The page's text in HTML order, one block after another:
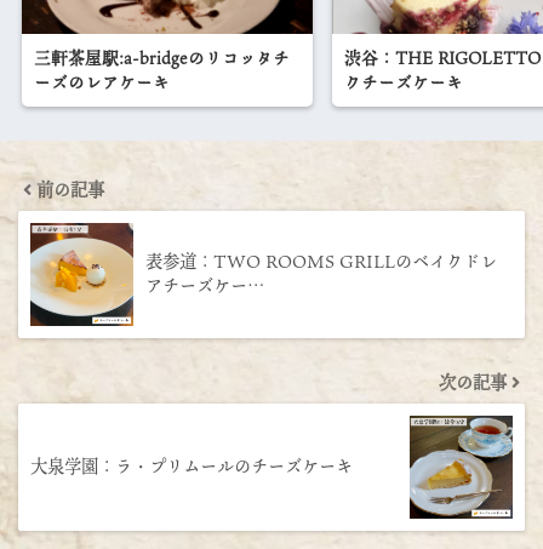
三軒茶屋駅:a-bridgeのリコッタチ
ーズのレアケーキ
渋谷：THE
クチーズケーキ
前の記事
表参道：TWO ROOMS GRILLのベイクドレ
アチーズケー…
次の記事
大泉学園：ラ・プリムールのチーズケーキ